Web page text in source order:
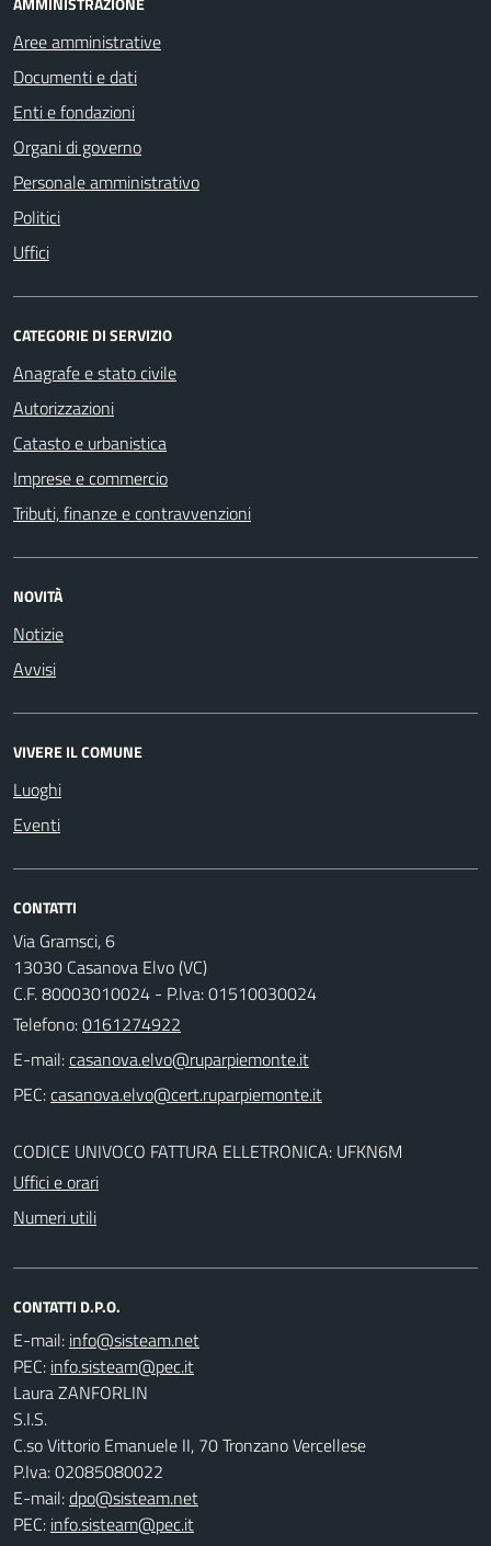
Aree amministrative
Documenti e dati
Enti e fondazioni
Organi di governo
Personale amministrativo
Politici
Uffici
CATEGORIE DI SERVIZIO
Anagrafe e stato civile
Autorizzazioni
Catasto e urbanistica
Imprese e commercio
Tributi, finanze e contravvenzioni
NOVITÀ
Notizie
Avvisi
VIVERE IL COMUNE
Luoghi
Eventi
CONTATTI
Via Gramsci, 6
13030 Casanova Elvo (VC)
C.F. 80003010024 - P.Iva: 01510030024
Telefono:0161274922
E-mail:
PEC:
CODICE UNIVOCO FATTURA ELLETRONICA: UFKN6M
Uffici e orari
Numeri utili
CONTATTI D.P.O.
E-mail:
PEC:
Laura ZANFORLIN
S.I.S.
C.so Vittorio Emanuele II, 70 Tronzano Vercellese
P.Iva: 02085080022
E-mail:dpo@sisteam.net
PEC: info.sisteam@pec.it